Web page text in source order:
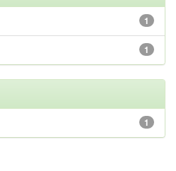
1
1
1